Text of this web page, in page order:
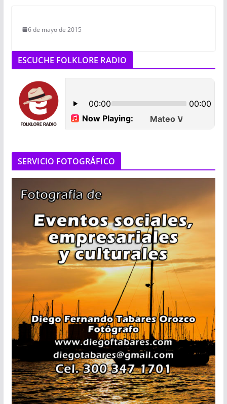
6 de mayo de 2015
ESCUCHE FOLKLORE RADIO
SERVICIO FOTOGRÁFICO